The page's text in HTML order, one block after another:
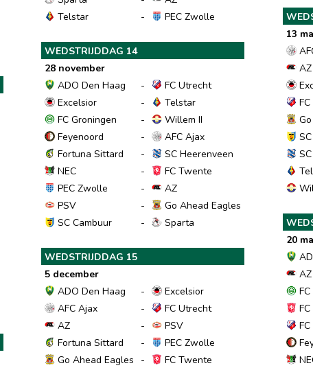
Telstar
- PEC Zwolle
WEDSTRIJDDAG 14
28 november
ADO Den Haag
-
FC Utrecht
Excelsior
-
Telstar
FC Groningen
-
Willem II
Feyenoord
-
AFC Ajax
Fortuna Sittard
-
SC Heerenveen
NEC
-
FC Twente
PEC Zwolle
-
AZ
PSV
-
Go Ahead Eagles
SC Cambuur
- Sparta
WEDSTRIJDDAG 15
5 december
ADO Den Haag
-
Excelsior
AFC Ajax
-
FC Utrecht
AZ
-
PSV
Fortuna Sittard
-
PEC Zwolle
Go Ahead Eagles
-
FC Twente
13
AZ
20
AZ
FC